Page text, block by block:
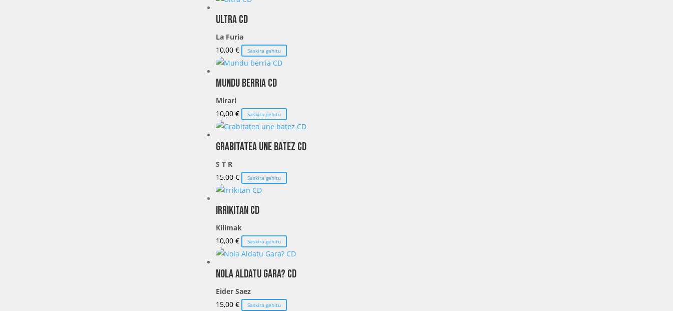
Ultra CD
La Furia
10,00 € Saskira gehitu
Mundu berria CD
Mirari
10,00 € Saskira gehitu
Grabitatea une batez CD
S T R
15,00 € Saskira gehitu
Irrikitan CD
Kilimak
10,00 € Saskira gehitu
Nola Aldatu Gara? CD
Eider Saez
15,00 € Saskira gehitu